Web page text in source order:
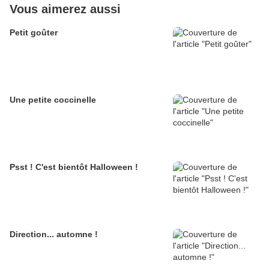
Vous aimerez aussi
Petit goûter
Une petite coccinelle
Psst ! C'est bientôt Halloween !
Direction... automne !